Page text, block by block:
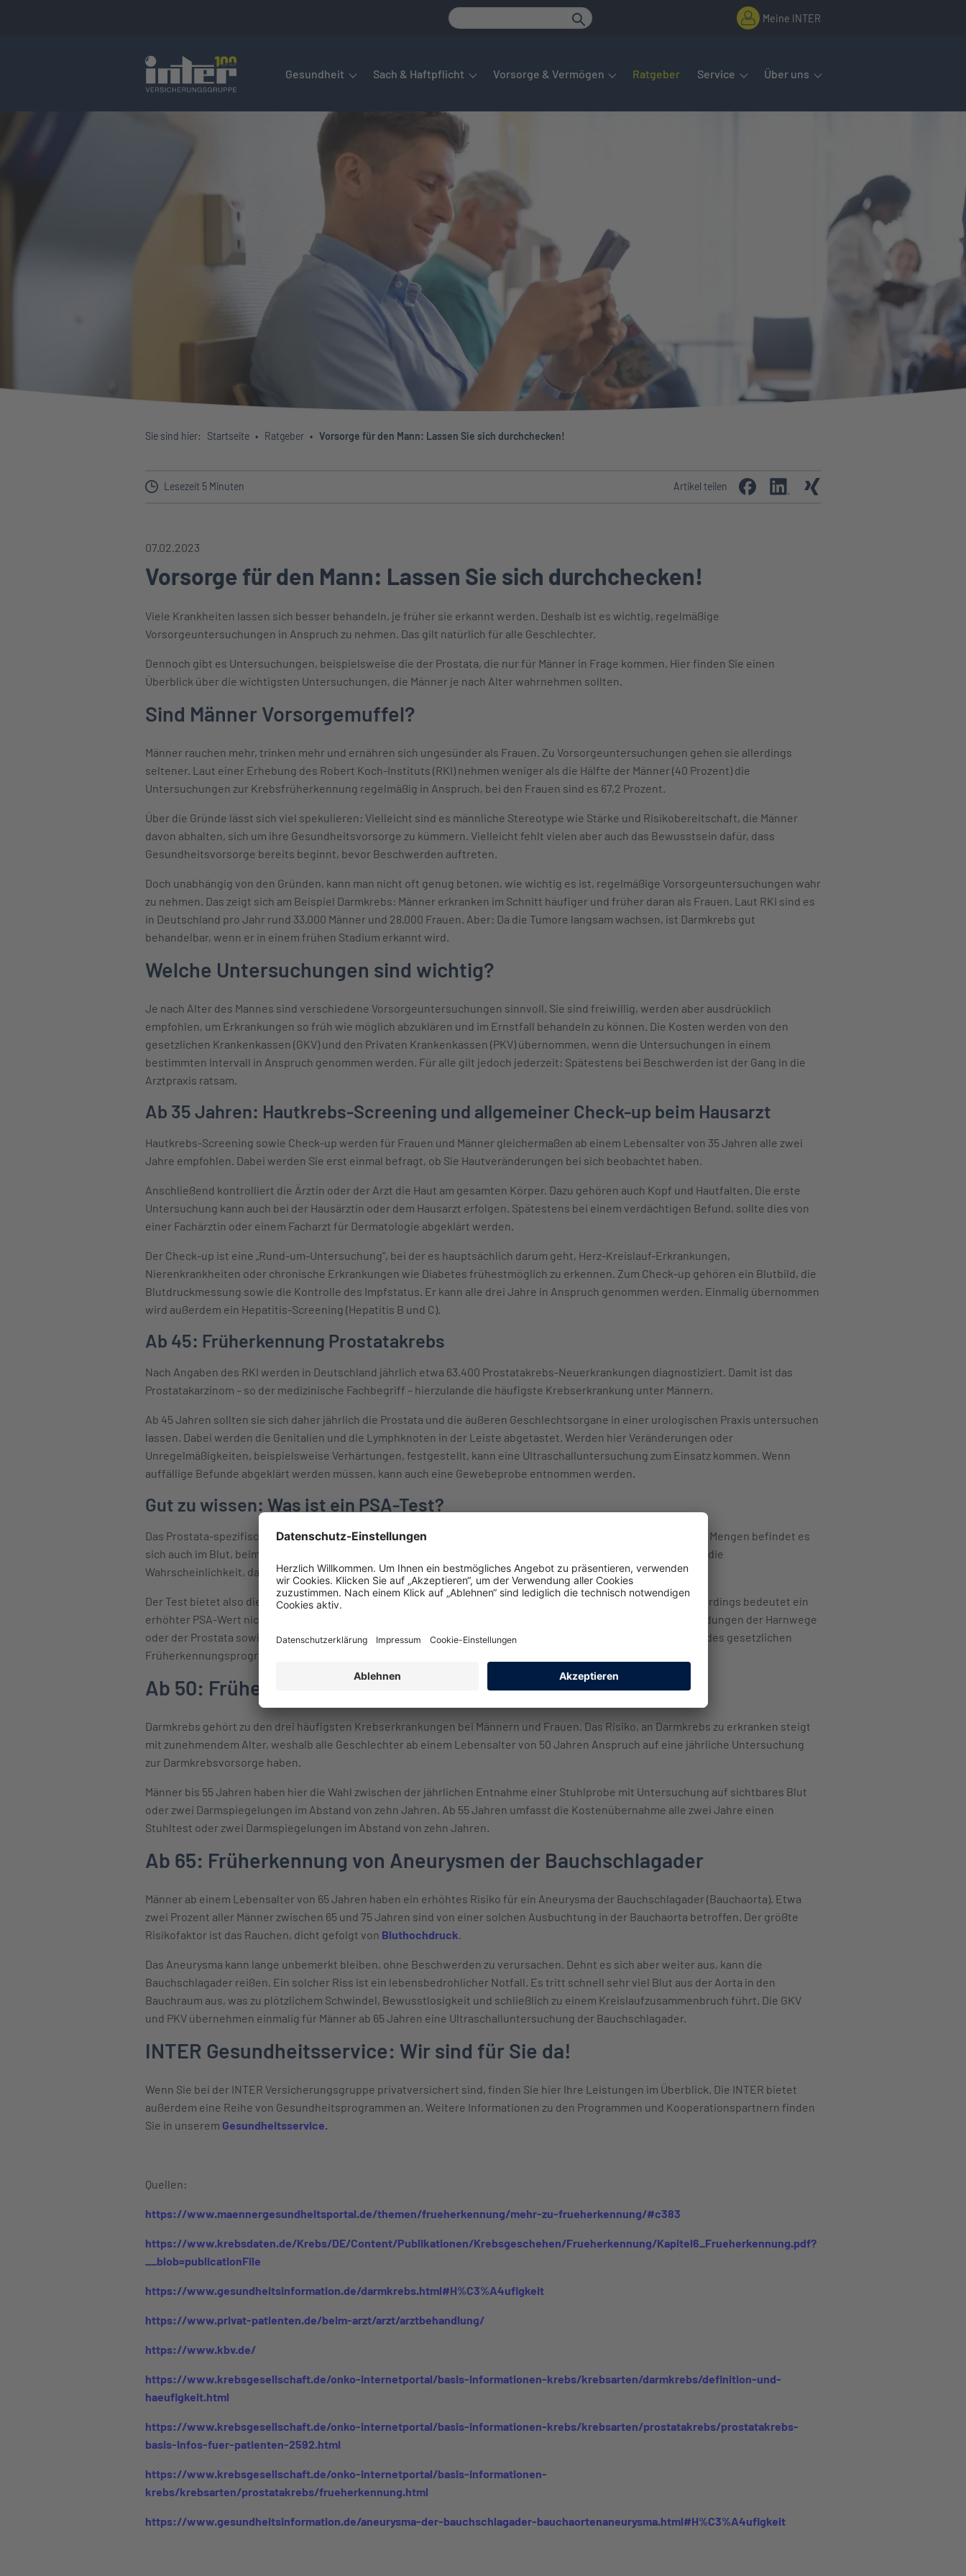
Meine INTER
Hier befindet sich das Hauptmenü. Dieses lässt sich per Tab steuern. Untermenüs öffnet man mit der Leertaste oder Pfeil nach unten.
Gesundheit Sach & Haftpflicht Vorsorge & Vermögen Ratgeber Service Über uns
Sie sind hier: Startseite Ratgeber Vorsorge für den Mann: Lassen Sie sich durchchecken!
Lesezeit 5 Minuten Artikel teilen
07.02.2023
Vorsorge für den Mann: Lassen Sie sich durchchecken!
Viele Krankheiten lassen sich besser behandeln, je früher sie erkannt werden. Deshalb ist es wichtig, regelmäßige
Vorsorgeuntersuchungen in Anspruch zu nehmen. Das gilt natürlich für alle Geschlechter.
Dennoch gibt es Untersuchungen, beispielsweise die der Prostata, die nur für Männer in Frage kommen. Hier finden Sie einen
Überblick über die wichtigsten Untersuchungen, die Männer je nach Alter wahrnehmen sollten.
Sind Männer Vorsorgemuffel?
Männer rauchen mehr, trinken mehr und ernähren sich ungesünder als Frauen. Zu Vorsorgeuntersuchungen gehen sie allerdings
seltener. Laut einer Erhebung des Robert Koch-Instituts (RKI) nehmen weniger als die Hälfte der Männer (40 Prozent) die
Untersuchungen zur Krebsfrüherkennung regelmäßig in Anspruch, bei den Frauen sind es 67,2 Prozent.
Über die Gründe lässt sich viel spekulieren: Vielleicht sind es männliche Stereotype wie Stärke und Risikobereitschaft, die Männer
davon abhalten, sich um ihre Gesundheitsvorsorge zu kümmern. Vielleicht fehlt vielen aber auch das Bewusstsein dafür, dass
Gesundheitsvorsorge bereits beginnt, bevor Beschwerden auftreten.
Doch unabhängig von den Gründen, kann man nicht oft genug betonen, wie wichtig es ist, regelmäßige Vorsorgeuntersuchungen wahr
zu nehmen. Das zeigt sich am Beispiel Darmkrebs: Männer erkranken im Schnitt häufiger und früher daran als Frauen. Laut RKI sind es
in Deutschland pro Jahr rund 33.000 Männer und 28.000 Frauen. Aber: Da die Tumore langsam wachsen, ist Darmkrebs gut
behandelbar, wenn er in einem frühen Stadium erkannt wird.
Welche Untersuchungen sind wichtig?
Je nach Alter des Mannes sind verschiedene Vorsorgeuntersuchungen sinnvoll. Sie sind freiwillig, werden aber ausdrücklich
empfohlen, um Erkrankungen so früh wie möglich abzuklären und im Ernstfall behandeln zu können. Die Kosten werden von den
gesetzlichen Krankenkassen (GKV) und den Privaten Krankenkassen (PKV) übernommen, wenn die Untersuchungen in einem
bestimmten Intervall in Anspruch genommen werden. Für alle gilt jedoch jederzeit: Spätestens bei Beschwerden ist der Gang in die
Arztpraxis ratsam.
Ab 35 Jahren: Hautkrebs-Screening und allgemeiner Check-up beim Hausarzt
Hautkrebs-Screening sowie Check-up werden für Frauen und Männer gleichermaßen ab einem Lebensalter von 35 Jahren alle zwei
Jahre empfohlen. Dabei werden Sie erst einmal befragt, ob Sie Hautveränderungen bei sich beobachtet haben.
Anschließend kontrolliert die Ärztin oder der Arzt die Haut am gesamten Körper. Dazu gehören auch Kopf und Hautfalten. Die erste
Untersuchung kann auch bei der Hausärztin oder dem Hausarzt erfolgen. Spätestens bei einem verdächtigen Befund, sollte dies von
einer Fachärztin oder einem Facharzt für Dermatologie abgeklärt werden.
Der Check-up ist eine „Rund-um-Untersuchung“, bei der es hauptsächlich darum geht, Herz-Kreislauf-Erkrankungen,
Nierenkrankheiten oder chronische Erkrankungen wie Diabetes frühestmöglich zu erkennen. Zum Check-up gehören ein Blutbild, die
Blutdruckmessung sowie die Kontrolle des Impfstatus. Er kann alle drei Jahre in Anspruch genommen werden. Einmalig übernommen
wird außerdem ein Hepatitis-Screening (Hepatitis B und C).
Ab 45: Früherkennung Prostatakrebs
Nach Angaben des RKI werden in Deutschland jährlich etwa 63.400 Prostatakrebs-Neuerkrankungen diagnostiziert. Damit ist das
Prostatakarzinom – so der medizinische Fachbegriff – hierzulande die häufigste Krebserkrankung unter Männern.
Ab 45 Jahren sollten sie sich daher jährlich die Prostata und die äußeren Geschlechtsorgane in einer urologischen Praxis untersuchen
lassen. Dabei werden die Genitalien und die Lymphknoten in der Leiste abgetastet. Werden hier Veränderungen oder
Unregelmäßigkeiten, beispielsweise Verhärtungen, festgestellt, kann eine Ultraschalluntersuchung zum Einsatz kommen. Wenn
auffällige Befunde abgeklärt werden müssen, kann auch eine Gewebeprobe entnommen werden.
Gut zu wissen: Was ist ein PSA-Test?
Das Prostata-spezifische Antigen (PSA) ist ein Protein (Eiweiß), das nur in der Prostata gebildet wird. In geringen Mengen befindet es
sich auch im Blut, beim PSA-Test wird also der PSA-Gehalt im Blut bestimmt. Je höher der Wert, desto größer ist die
Wahrscheinlichkeit, dass ein Tumor vorhanden ist.
Der Test bietet also die Möglichkeit, bösartige Veränderungen bereits in sehr frühem Stadium festzustellen. Allerdings bedeutet ein
erhöhter PSA-Wert nicht zwangsläufig Prostatakrebs. Der Wert kann nämlich auch beispielsweise durch Entzündungen der Harnwege
oder der Prostata sowie durch gutartige Veränderungen beeinflusst werden. Der PSA-Test ist nicht Bestandteil des gesetzlichen
Früherkennungsprogrammes kann aber als Privatleistung selbst gezahlt werden.
Ab 50: Früherkennung Darmkrebs
Darmkrebs gehört zu den drei häufigsten Krebserkrankungen bei Männern und Frauen. Das Risiko, an Darmkrebs zu erkranken steigt
mit zunehmendem Alter, weshalb alle Geschlechter ab einem Lebensalter von 50 Jahren Anspruch auf eine jährliche Untersuchung
zur Darmkrebsvorsorge haben.
Männer bis 55 Jahren haben hier die Wahl zwischen der jährlichen Entnahme einer Stuhlprobe mit Untersuchung auf sichtbares Blut
oder zwei Darmspiegelungen im Abstand von zehn Jahren. Ab 55 Jahren umfasst die Kostenübernahme alle zwei Jahre einen
Stuhltest oder zwei Darmspiegelungen im Abstand von zehn Jahren.
Ab 65: Früherkennung von Aneurysmen der Bauchschlagader
Männer ab einem Lebensalter von 65 Jahren haben ein erhöhtes Risiko für ein Aneurysma der Bauchschlagader (Bauchaorta). Etwa
zwei Prozent aller Männer zwischen 65 und 75 Jahren sind von einer solchen Ausbuchtung in der Bauchaorta betroffen. Der größte
Risikofaktor ist das Rauchen, dicht gefolgt von Bluthochdruck
Das Aneurysma kann lange unbemerkt bleiben, ohne Beschwerden zu verursachen. Dehnt es sich aber weiter aus, kann die
Bauchschlagader reißen. Ein solcher Riss ist ein lebensbedrohlicher Notfall. Es tritt schnell sehr viel Blut aus der Aorta in den
Bauchraum aus, was zu plötzlichem Schwindel, Bewusstlosigkeit und schließlich zu einem Kreislaufzusammenbruch führt. Die GKV
und PKV übernehmen einmalig für Männer ab 65 Jahren eine Ultraschalluntersuchung der Bauchschlagader.
INTER Gesundheitsservice: Wir sind für Sie da!
Wenn Sie bei der INTER Versicherungsgruppe privatversichert sind, finden Sie hier Ihre Leistungen im Überblick. Die INTER bietet
außerdem eine Reihe von Gesundheitsprogrammen an. Weitere Informationen zu den Programmen und Kooperationspartnern finden
Sie in unserem Gesundheitsservice
Quellen:
https://www.maennergesundheitsportal.de/themen/frueherkennung/mehr-zu-frueherkennung/#c383
https://www.krebsdaten.de/Krebs/DE/Content/Publikationen/Krebsgeschehen/Frueherkennung/Kapitel6_Frueherkennung.pdf?
__blob=publicationFile
https://www.gesundheitsinformation.de/darmkrebs.html#H%C3%A4ufigkeit
https://www.privat-patienten.de/beim-arzt/arzt/arztbehandlung/
https://www.kbv.de/
https://www.krebsgesellschaft.de/onko-internetportal/basis-informationen-krebs/krebsarten/darmkrebs/definition-und-
haeufigkeit.html
https://www.krebsgesellschaft.de/onko-internetportal/basis-informationen-krebs/krebsarten/prostatakrebs/prostatakrebs-
basis-infos-fuer-patienten-2592.html
https://www.krebsgesellschaft.de/onko-internetportal/basis-informationen-
krebs/krebsarten/prostatakrebs/frueherkennung.html
https://www.gesundheitsinformation.de/aneurysma-der-bauchschlagader-bauchaortenaneurysma.html#H%C3%A4ufigkeit